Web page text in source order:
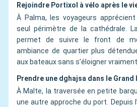
Rejoindre Portixol à vélo après le
À Palma, les voyageurs
seul périmètre de la cathédrale.
permet de suivre le front de
ambiance de quartier plus
aux bateaux sans s’éloigner
Prendre une dghajsa dans le
À Malte, la traversée en petite
une autre approche du port. Depuis